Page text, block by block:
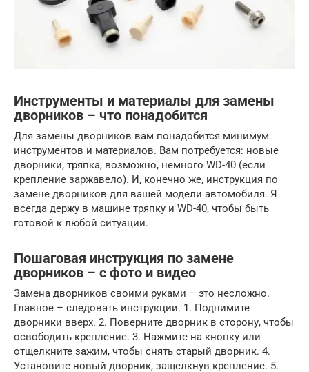
Инструменты и материалы для замены
дворников – что понадобится
Для замены дворников вам понадобится минимум
инструментов и материалов. Вам потребуется: новые
дворники, тряпка, возможно, немного WD-40 (если
крепление заржавело). И, конечно же, инструкция по
замене дворников для вашей модели автомобиля. Я
всегда держу в машине тряпку и WD-40, чтобы быть
готовой к любой ситуации.
Пошаговая инструкция по замене
дворников – с фото и видео
Замена дворников своими руками – это несложно.
Главное – следовать инструкции. 1. Поднимите
дворники вверх. 2. Поверните дворник в сторону, чтобы
освободить крепление. 3. Нажмите на кнопку или
отщелкните зажим, чтобы снять старый дворник. 4.
Установите новый дворник, защелкнув крепление. 5.